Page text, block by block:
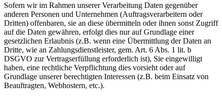
Sofern wir im Rahmen unserer Verarbeitung Daten gegenüber
anderen Personen und Unternehmen (Auftragsverarbeitern oder
Dritten) offenbaren, sie an diese übermitteln oder ihnen sonst Zugriff
auf die Daten gewähren, erfolgt dies nur auf Grundlage einer
gesetzlichen Erlaubnis (z.B. wenn eine Übermittlung der Daten an
Dritte, wie an Zahlungsdienstleister, gem. Art. 6 Abs. 1 lit. b
DSGVO zur Vertragserfüllung erforderlich ist), Sie eingewilligt
haben, eine rechtliche Verpflichtung dies vorsieht oder auf
Grundlage unserer berechtigten Interessen (z.B. beim Einsatz von
Beauftragten, Webhostern, etc.).